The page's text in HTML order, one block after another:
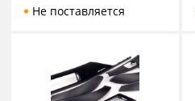
Не поставляется